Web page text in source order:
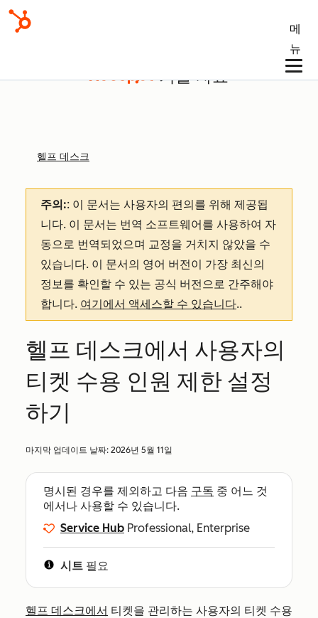
메
뉴
기술 자료
헬프 데스크
주의:: 이 문서는 사용자의 편의를 위해 제공됩
니다. 이 문서는 번역 소프트웨어를 사용하여 자
동으로 번역되었으며 교정을 거치지 않았을 수
있습니다. 이 문서의 영어 버전이 가장 최신의
정보를 확인할 수 있는 공식 버전으로 간주해야
합니다. 여기에서 액세스할 수 있습니다..
헬프 데스크에서 사용자의
티켓 수용 인원 제한 설정
하기
마지막 업데이트 날짜: 2026년 5월 11일
명시된 경우를 제외하고 다음 구독 중 어느 것
에서나 사용할 수 있습니다.
Service Hub Professional, Enterprise
시트 필요
헬프 데스크에서 티켓을 관리하는 사용자의 티켓 수용